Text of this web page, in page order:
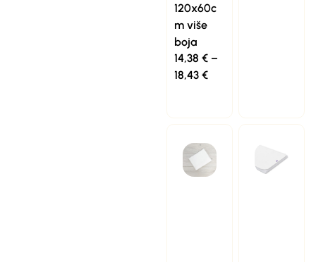
120x60c
m više
boja
14,38 € –
18,43 €